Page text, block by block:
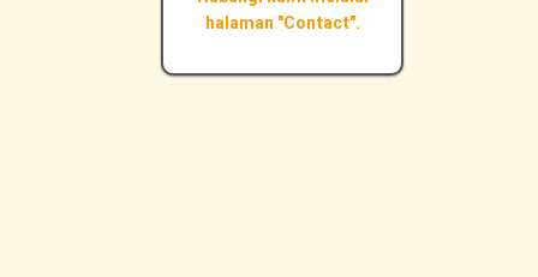
halaman "Contact".